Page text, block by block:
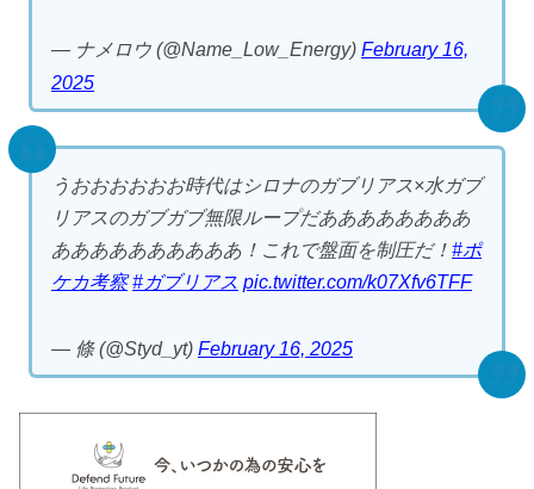
— ナメロウ (@Name_Low_Energy) February 16,
2025
うおおおおおお時代はシロナのガブリアス×水ガブ
リアスのガブガブ無限ループだああああああああ
ああああああああああ！これで盤面を制圧だ！ #ポ
ケカ考察 #ガブリアス pic.twitter.com/k07Xfv6TFF
— 條 (@Styd_yt) February 16, 2025